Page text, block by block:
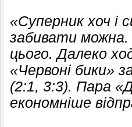
«Суперник хоч і
забивати можна.
цього. Далеко
«Червоні бики»
(2:1, 3:3). Пара
економніше